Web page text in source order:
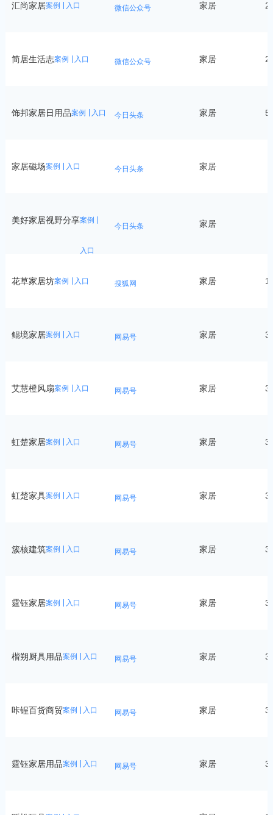
汇尚家居案例 入口 微信公众号 家居
简居生活志案例 入口 微信公众号 家居
饰邦家居日用品案例 入口 今日头条 家居
家居磁场案例 入口 今日头条 家居
美好家居视野分享案例
入口
今日头条 家居
花草家居坊案例 入口 搜狐网 家居
鲲境家居案例 入口 网易号 家居
艾慧橙风扇案例 入口 网易号 家居
虹楚家居案例 入口 网易号 家居
虹楚家具案例 入口 网易号 家居
簇核建筑案例 入口 网易号 家居
霆钰家居案例 入口 网易号 家居
楷朔厨具用品案例 入口 网易号 家居
咔锃百货商贸案例 入口 网易号 家居
霆钰家居用品案例 入口 网易号 家居